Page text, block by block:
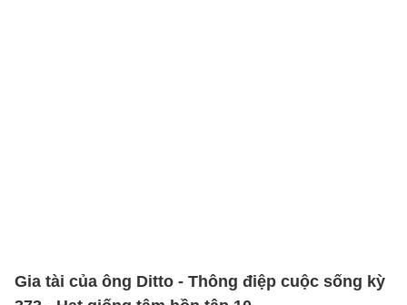
Gia tài của ông Ditto - Thông điệp cuộc sống kỳ